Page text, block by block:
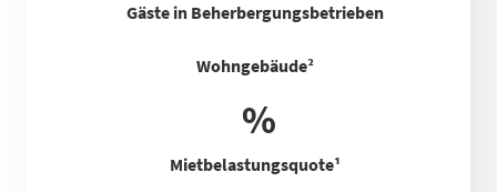
Gäste in Beherbergungsbetrieben
Wohngebäude²
%
Mietbelastungsquote¹